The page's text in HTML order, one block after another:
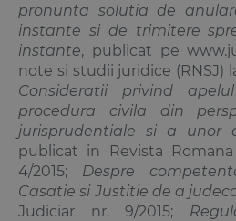
pronunta solutia de
instante si de trimitere
instante, publicat pe
note si studii juridice (RNSJ)
Consideratii privind
procedura civila din
jurisprudentiale si a unor
publicat in Revista
4/2015; Despre
Casatie si Justitie de a
Judiciar nr. 9/2015;